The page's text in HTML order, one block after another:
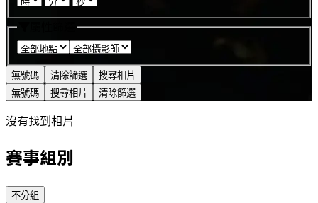
無號碼 清除篩選
搜尋相片
無號碼
搜尋相片 清除篩選
沒有找到相片
賽事組別
不分組